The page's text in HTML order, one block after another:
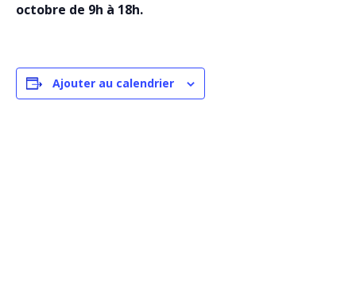
octobre de 9h à 18h.
Ajouter au calendrier